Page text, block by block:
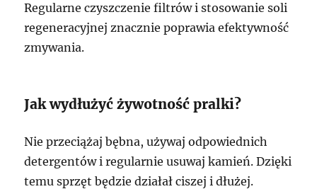
Regularne czyszczenie filtrów i stosowanie soli
regeneracyjnej znacznie poprawia efektywność
zmywania.
Jak wydłużyć żywotność pralki?
Nie przeciążaj bębna, używaj odpowiednich
detergentów i regularnie usuwaj kamień. Dzięki
temu sprzęt będzie działał ciszej i dłużej.